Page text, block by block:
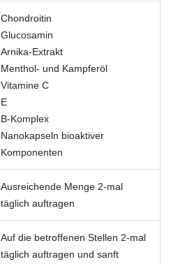
Chondroitin
Glucosamin
Arnika-Extrakt
Menthol- und Kampferöl
Vitamine C
E
B-Komplex
Nanokapseln bioaktiver
Komponenten
Ausreichende Menge 2-mal
täglich auftragen
Auf die betroffenen Stellen 2-mal
täglich auftragen und sanft